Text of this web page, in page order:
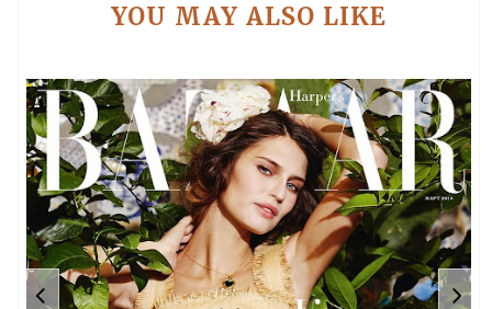
YOU MAY ALSO LIKE